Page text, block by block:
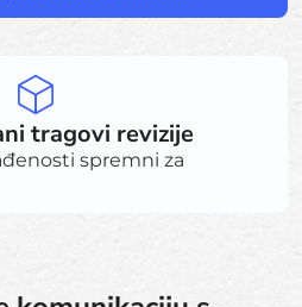
tragovi revizije
spremni za